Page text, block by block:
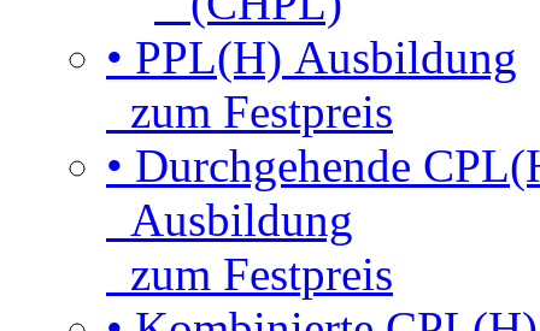
• PPL(H) Ausbildung
zum Festpreis
• Durchgehende
Ausbildung
zum Festpreis